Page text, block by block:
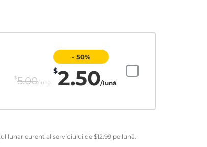
$5.00/lună
- 50%
$2.50/lună
lunar curent al serviciului de $12.99 pe lună.